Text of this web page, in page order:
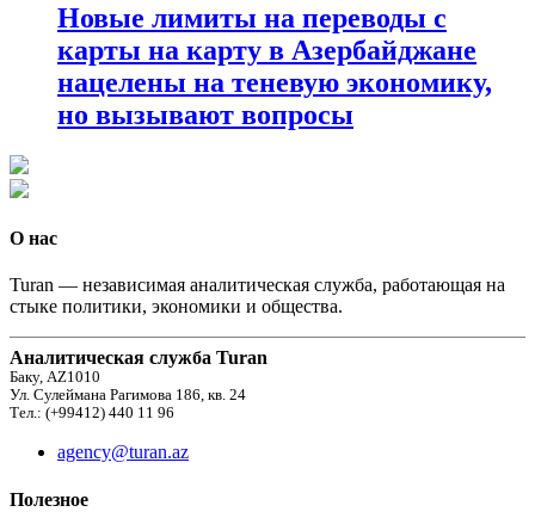
Новые лимиты на переводы с
карты на карту в Азербайджане
нацелены на теневую экономику,
но вызывают вопросы
О нас
Turan — независимая аналитическая служба, работающая на
стыке политики, экономики и общества.
Аналитическая служба Turan
Баку, AZ1010
Ул. Сулеймана Рагимова 186, кв. 24
Тел.: (+99412) 440 11 96
agency@turan.az
Полезное